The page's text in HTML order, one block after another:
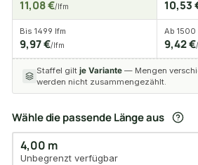
11,08 €/lfm 10,53
Bis 1499 lfm
9,97 €/lfm
Ab 1500
9,42 €
Staffel gilt je Variante — Mengen
werden nicht zusammengezählt.
Wähle die passende Länge aus
4,00 m
Unbegrenzt verfügbar